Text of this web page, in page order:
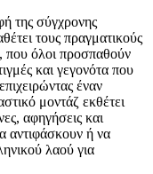
της σύγχρονης
τους πραγματικούς
που όλοι προσπαθούν
και γεγονότα που
έναν
μοντάζ εκθέτει
αφηγήσεις και
αντιφάσκουν ή να
λαού για